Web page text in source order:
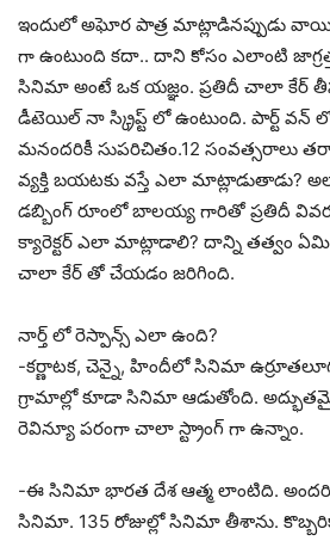
ఇందులో అఘోర పాత్ర మాట్లాడినప్పుడు
గా ఉంటుంది కదా.. దాని కోసం ఎలాంటి
సినిమా అంటే ఒక యజ్ఞం. ప్రతిదీ చాలా కేర్
డీటెయిల్ నా స్క్రిప్ట్ లో ఉంటుంది. పార్ట్ వన్
మనందరికీ సుపరిచితం.12 సంవత్సరాలు
వ్యక్తి బయటకు వస్తే ఎలా మాట్లాడుతాడు?
డబ్బింగ్ రూంలో బాలయ్య గారితో ప్రతిదీ
క్యారెక్టర్ ఎలా మాట్లాడాలి? దాన్ని తత్వం
చాలా కేర్ తో చేయడం జరిగింది.
నార్త్ లో రెస్పాన్స్ ఎలా ఉంది?
-కర్ణాటక, చెన్నై, హిందీలో సినిమా
గ్రామాల్లో కూడా సినిమా ఆడుతోంది.
రెవిన్యూ పరంగా చాలా స్ట్రాంగ్ గా ఉన్నాం.
-ఈ సినిమా భారత దేశ ఆత్మ లాంటిది.
సినిమా. 135 రోజుల్లో సినిమా తీశాను.